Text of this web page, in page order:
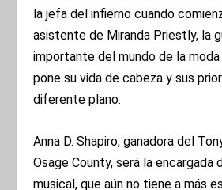
la jefa del infierno cuando
asistente de Miranda Priestly, la
importante del mundo de la
pone su vida de cabeza y sus
diferente plano.
Anna D. Shapiro, ganadora del
Osage County, será la encargada
musical, que aún no tiene a más